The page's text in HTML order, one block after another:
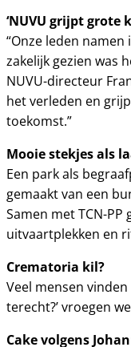
‘NUVU grijpt grote
“Onze leden
zakelijk gezien was
NUVU-directeur
het verleden en
toekomst.”
Mooie stekjes als
Een park als
gemaakt van een
Samen met TCN-
uitvaartplekken en
Crematoria kil?
Veel mensen
terecht?’ vroegen
Cake volgens